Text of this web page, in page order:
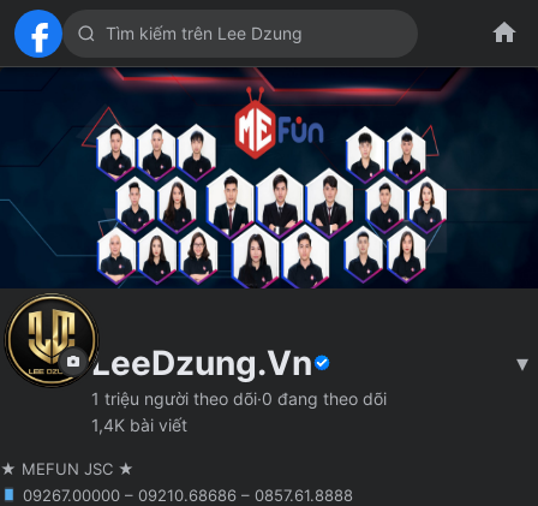
LeeDzung.Vn ▾
1 triệu người theo dõi·0 đang theo dõi
1,4K bài viết
★ MEFUN JSC ★
09267.00000 – 09210.68686 – 0857.61.8888